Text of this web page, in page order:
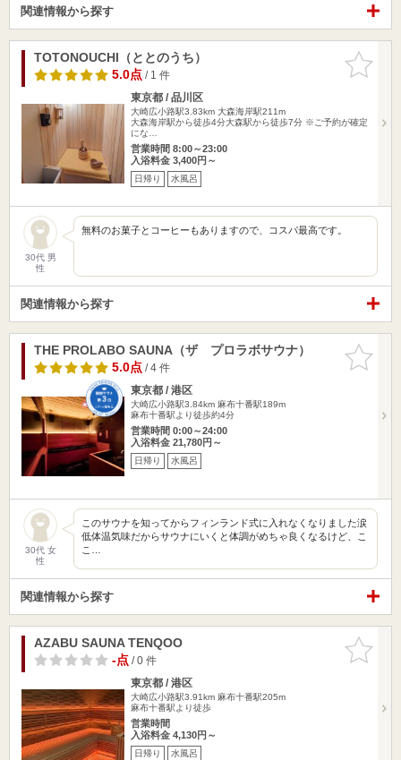
関連情報から探す
お気に入
りに追加
TOTONOUCHI（ととのうち）
5.0点/ 1 件
東京都 / 品川区
大崎広小路駅3.83km 大森海岸駅211m
大森海岸駅から徒歩4分 ​大森駅から徒歩7分 ※ご予約が確定
にな…
営業時間 8:00～23:00
入浴料金 3,400円～
日帰り 水風呂
30代 男
性
無料のお菓子とコーヒーもありますので、コスパ最高です。
関連情報から探す
お気に入
りに追加
THE PROLABO SAUNA（ザ プロラボサウナ）
5.0点/ 4 件
東京都 / 港区
大崎広小路駅3.84km 麻布十番駅189m
麻布十番駅より徒歩約4分
営業時間 0:00～24:00
入浴料金 21,780円～
日帰り 水風呂
30代 女
性
このサウナを知ってからフィンランド式に入れなくなりました涙
低体温気味だからサウナにいくと体調がめちゃ良くなるけど、こ
こ…
関連情報から探す
お気に入
りに追加
AZABU SAUNA TENQOO
-点/ 0 件
東京都 / 港区
大崎広小路駅3.91km 麻布十番駅205m
麻布十番駅より徒歩
営業時間
入浴料金 4,130円～
日帰り 水風呂